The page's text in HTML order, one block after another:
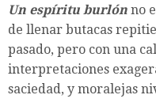
Un espíritu burlón no
de llenar butacas
pasado, pero con una
interpretaciones
saciedad, y moralejas